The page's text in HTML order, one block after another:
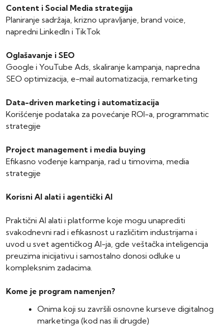
Content i Social Media strategija
Planiranje sadržaja, krizno upravljanje, brand voice,
napredni LinkedIn i TikTok
Oglašavanje i SEO
Google i YouTube Ads, skaliranje kampanja, napredna
SEO optimizacija, e-mail automatizacija, remarketing
Data-driven marketing i automatizacija
Korišćenje podataka za povećanje ROI-a, programmatic
strategije
Project management i media buying
Efikasno vođenje kampanja, rad u timovima, media
strategije
Korisni AI alati i agentički AI
Praktični AI alati i platforme koje mogu unaprediti
svakodnevni rad i efikasnost u različitim industrijama i
uvod u svet agentičkog AI-ja, gde veštačka inteligencija
preuzima inicijativu i samostalno donosi odluke u
kompleksnim zadacima.
Kome je program namenjen?
Onima koji su završili osnovne kurseve digitalnog
marketinga (kod nas ili drugde)